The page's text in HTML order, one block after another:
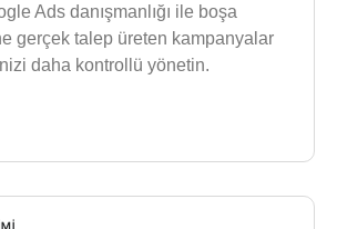
Ads danışmanlığı ile boşa
gerçek talep üreten kampanyalar
daha kontrollü yönetin.